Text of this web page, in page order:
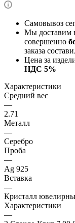
Самовывоз
Мы доставим
совершенно
заказа
Цена за
НДС 5%
Характеристики
Средний вес
—
2.71
Металл
—
Серебро
Проба
—
Ag 925
Вставка
—
Кристалл
Характеристики
—